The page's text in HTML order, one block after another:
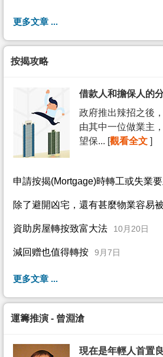
更多文章 ...
按揭攻略
借款人和擔保人的
政府推出辣招之後
由其中一位做業主
望保... [觀看全文 ]
申請按揭(Mortgage)時轉工或失業
除了避開凶宅，還有甚麼物業容易
資助房屋轉按致富大法 10月20日
減回赠也值得轉按 9月7日
更多文章 ...
運籌推演 - 曾淵滄
現在是年輕人首置